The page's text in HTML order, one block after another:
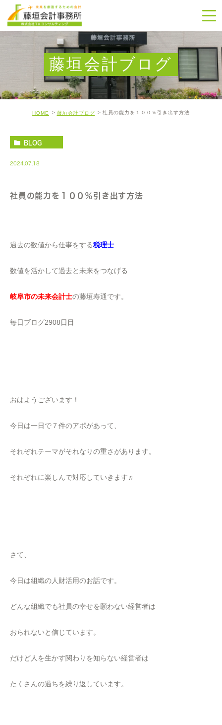
藤垣会計ブログ
HOME 藤垣会計ブログ 社員の能力を１００％引き出す方法
BLOG
2024.07.18
社員の能力を１００％引き出す方法
過去の数値から仕事をする税理士
数値を活かして過去と未来をつなげる
岐阜市の未来会計士の藤垣寿通です。
毎日ブログ2908日目
おはようございます！
今日は一日で７件のアポがあって、
それぞれテーマがそれなりの重さがあります。
それぞれに楽しんで対応していきます♬
さて、
今日は組織の人財活用のお話です。
どんな組織でも社員の幸せを願わない経営者は
おられないと信じています。
だけど人を生かす関わりを知らない経営者は
たくさんの過ちを繰り返しています。